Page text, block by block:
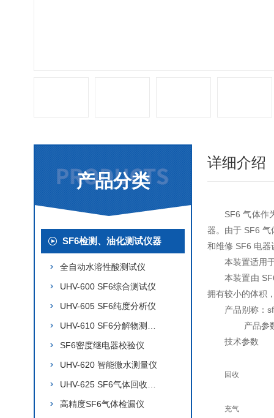
产品分类
SF6检测、油化测试仪器
全自动水溶性酸测试仪
UHV-600 SF6综合测试仪
UHV-605 SF6纯度分析仪
SF6密度继电器校验仪
UHV-620 智能微水测量仪
高精度SF6气体检漏仪
详细介绍
SF6 气体作
器。由于 SF6 气
和维修 SF6 电器
本装置适用
本装置由
拥有较小的体积
产品别称：
产品参
技术参数
回收
充气